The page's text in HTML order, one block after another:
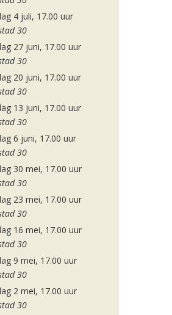
4 juli, 17.00 uur
30
27 juni, 17.00 uur
30
20 juni, 17.00 uur
30
13 juni, 17.00 uur
30
6 juni, 17.00 uur
30
30 mei, 17.00 uur
30
23 mei, 17.00 uur
30
16 mei, 17.00 uur
30
9 mei, 17.00 uur
30
2 mei, 17.00 uur
30